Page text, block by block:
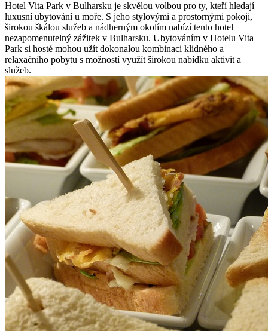
Hotel Vita Park v Bulharsku je skvělou volbou pro ty, kteří hledají
luxusní ubytování u moře. S jeho stylovými a prostornými pokoji,
širokou škálou služeb a nádherným okolím nabízí tento hotel
nezapomenutelný zážitek v Bulharsku. Ubytováním v Hotelu Vita
Park si hosté mohou užít dokonalou kombinaci klidného a
relaxačního pobytu s možností využít širokou nabídku aktivit a
služeb.